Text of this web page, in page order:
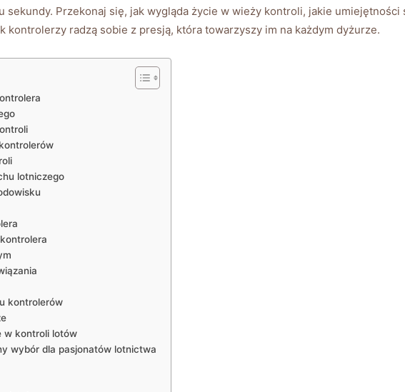
sekundy. Przekonaj się, jak wygląda życie w wieży kontroli, jakie umiejętności
kontrolerzy radzą sobie z presją, która towarzyszy im na każdym dyżurze.
lotniczego
kontrolerów
w kontroli lotów
wybór dla pasjonatów lotnictwa